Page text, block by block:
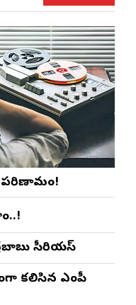
పరిణామం!
సీరియస్
కలిసిన ఎంపీ